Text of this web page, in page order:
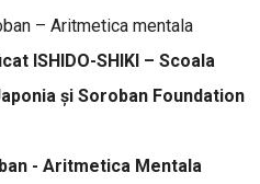
– Aritmetica mentala
ISHIDO-SHIKI – Scoala
și Soroban Foundation
- Aritmetica Mentala